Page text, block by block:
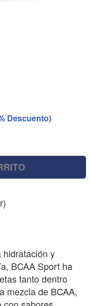
Descuento)
hidratación y
BCAA Sport ha
tanto dentro
mezcla de BCAA,